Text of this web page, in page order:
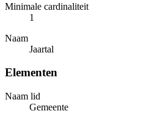
Minimale cardinaliteit
1
Naam
Jaartal
Elementen
Naam lid
Gemeente